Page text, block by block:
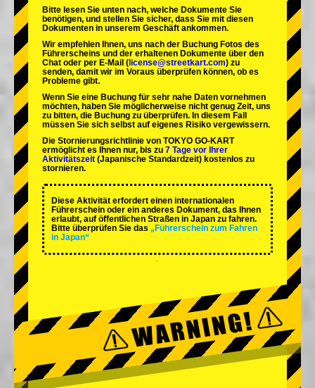
Bitte lesen Sie unten nach, welche Dokumente Sie
benötigen, und stellen Sie sicher, dass Sie mit diesen
Dokumenten in unserem Geschäft ankommen.
Wir empfehlen Ihnen, uns nach der Buchung Fotos des
Führerscheins und der erhaltenen Dokumente über den
Chat oder per E-Mail ( license@streetkart.com) zu
senden, damit wir im Voraus überprüfen können, ob es
Probleme gibt.
Wenn Sie eine Buchung für sehr nahe Daten vornehmen
möchten, haben Sie möglicherweise nicht genug Zeit, uns
zu bitten, die Buchung zu überprüfen. In diesem Fall
müssen Sie sich selbst auf eigenes Risiko vergewissern.
Die Stornierungsrichtlinie von TOKYO GO-KART
ermöglicht es Ihnen nur, bis zu 7 Tage vor Ihrer
Aktivitätszeit (Japanische Standardzeit) kostenlos zu
stornieren.
Diese Aktivität erfordert einen internationalen
Führerschein oder ein anderes Dokument, das Ihnen
erlaubt, auf öffentlichen Straßen in Japan zu fahren.
Bitte überprüfen Sie das „Führerschein zum Fahren
in Japan“